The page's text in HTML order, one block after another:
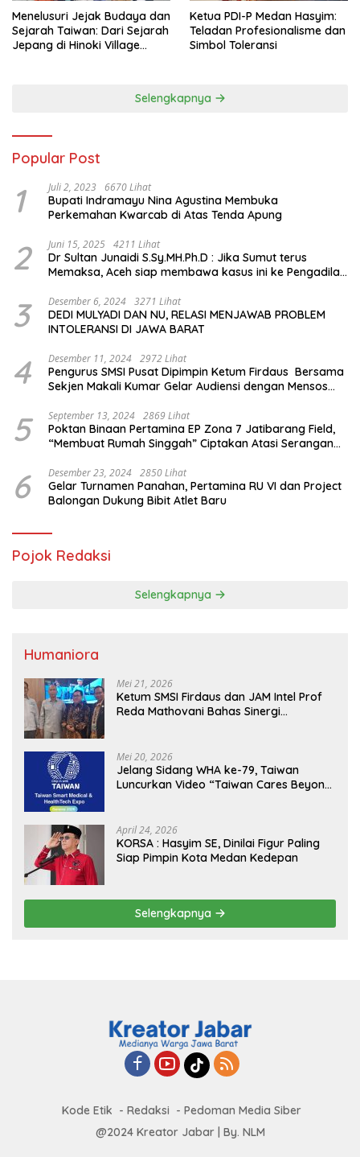
Menelusuri Jejak Budaya dan
Sejarah Taiwan: Dari Sejarah
Jepang di Hinoki Village
Ketua PDI-P Medan Hasyim:
Teladan Profesionalisme dan
Simbol Toleransi
Selengkapnya
Popular Post
1 Juli 2, 2023 6670 Lihat
Bupati Indramayu Nina Agustina Membuka
Perkemahan Kwarcab di Atas Tenda Apung
2 Juni 15, 2025 4211 Lihat
Dr Sultan Junaidi S.Sy.MH.Ph.D : Jika Sumut terus
Memaksa, Aceh siap membawa kasus ini ke Pengadilan
3 Desember 6, 2024 3271 Lihat
DEDI MULYADI DAN NU, RELASI MENJAWAB PROBLEM
INTOLERANSI DI JAWA BARAT
4 Desember 11, 2024 2972 Lihat
Pengurus SMSI Pusat Dipimpin Ketum Firdaus Bersama
Sekjen Makali Kumar Gelar Audiensi dengan Mensos
5 September 13, 2024 2869 Lihat
Poktan Binaan Pertamina EP Zona 7 Jatibarang Field,
“Membuat Rumah Singgah” Ciptakan Atasi Serangan
6 Desember 23, 2024 2850 Lihat
Gelar Turnamen Panahan, Pertamina RU VI dan Project
Balongan Dukung Bibit Atlet Baru
Pojok Redaksi
Selengkapnya
Humaniora
Mei 21, 2026
Ketum SMSI Firdaus dan JAM Intel Prof
Reda Mathovani Bahas Sinergi
MBG, Perkuat Pengawasan Program
Pemerintah
Mei 20, 2026
Jelang Sidang WHA ke-79, Taiwan
Luncurkan Video “Taiwan Cares Beyond
April 24, 2026
KORSA : Hasyim SE, Dinilai Figur Paling
Siap Pimpin Kota Medan Kedepan
Selengkapnya
Kode Etik Redaksi
Pedoman Media Siber
@2024 Kreator Jabar | By. NLM